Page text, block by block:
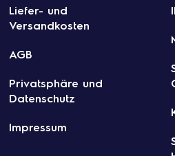
Liefer- und
Versandkosten
AGB
Privatsphäre und
Datenschutz
Impressum